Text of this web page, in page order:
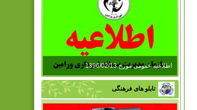
اطلاعیه عمومی مورخ 1396/02/13
تابلو های فرهنگی